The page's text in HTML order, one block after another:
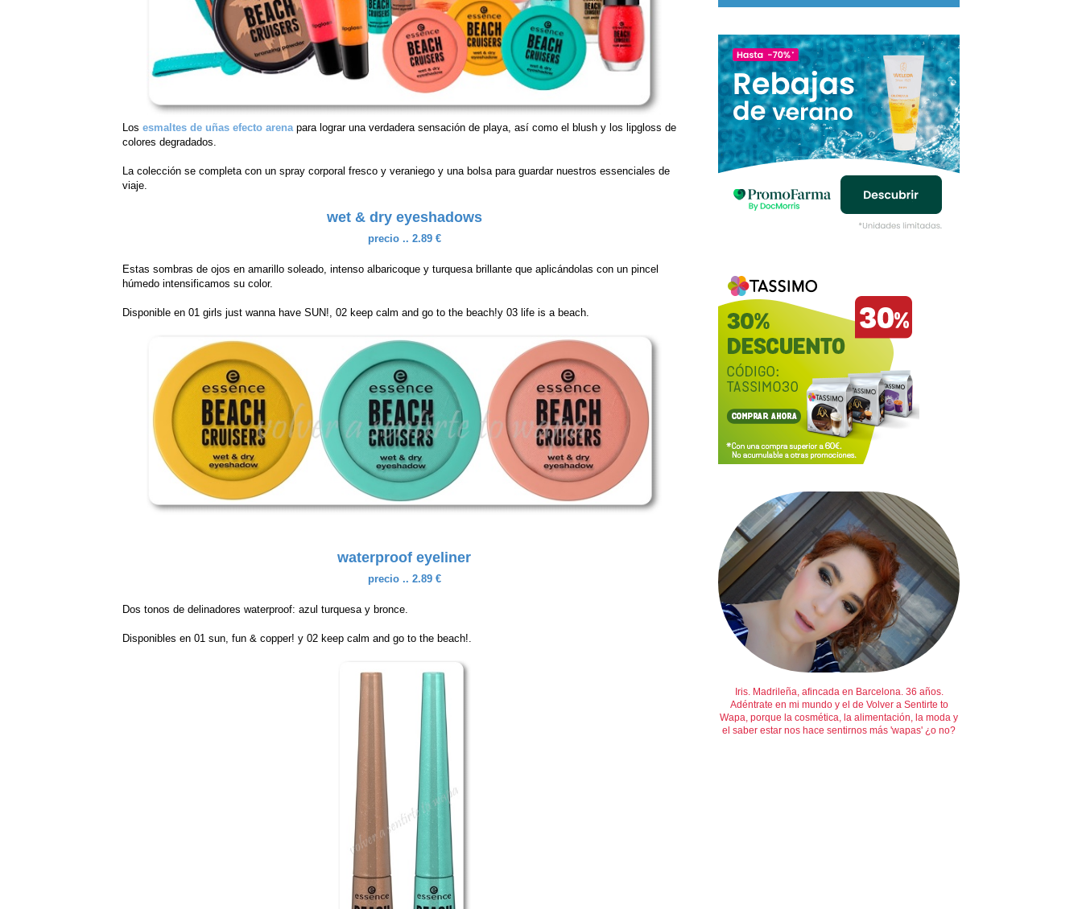
Los esmaltes de uñas efecto arenapara lograr una verdadera sensación de playa, así como el blush y los lipgloss de
colores degradados.
La colección se completa con un spray corporal fresco y veraniego y una bolsa para guardar nuestros essenciales de
viaje.
wet & dry eyeshadows
precio .. 2.89 €
Estas sombras de ojos en amarillo soleado, intenso albaricoque y turquesa brillante que aplicándolas con un pincel
húmedo intensificamos su color.
Disponible en 01 girls just wanna have SUN!, 02 keep calm and go to the beach!y 03 life is a beach.
waterproof eyeliner
precio .. 2.89 €
Dos tonos de delinadores waterproof: azul turquesa y bronce.
Disponibles en 01 sun, fun & copper! y 02 keep calm and go to the beach!.
Iris. Madrileña, afincada en Barcelona. 36 años.
Adéntrate en mi mundo y el de Volver a Sentirte to
Wapa, porque la cosmética, la alimentación, la moda y
el saber estar nos hace sentirnos más 'wapas' ¿o no?